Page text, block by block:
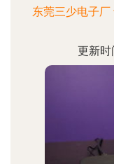
东莞三少电子
更新时